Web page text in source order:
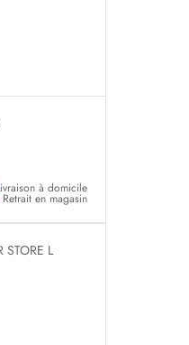
à domicile
Retrait en magasin